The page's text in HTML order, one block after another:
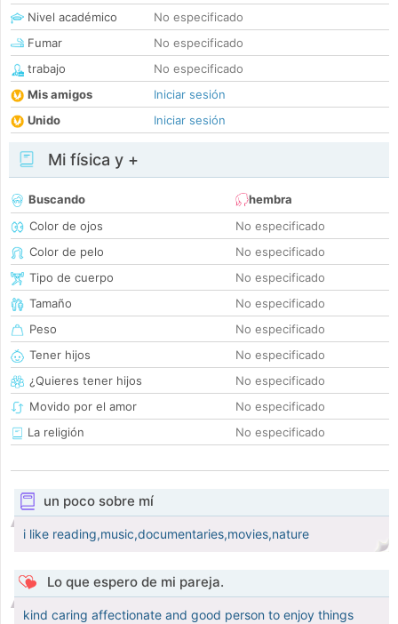
Nivel académico
No especificado
Fumar
No especificado
trabajo
No especificado
Mis amigos
Iniciar sesión
Unido
Iniciar sesión
Mi física y +
Buscando
hembra
Color de ojos
No especificado
Color de pelo
No especificado
Tipo de cuerpo
No especificado
Tamaño
No especificado
Peso
No especificado
Tener hijos
No especificado
¿Quieres tener hijos
No especificado
Movido por el amor
No especificado
La religión
No especificado
un poco sobre mí
i like reading,music,documentaries,movies,nature
Lo que espero de mi pareja.
kind caring affectionate and good person to enjoy things